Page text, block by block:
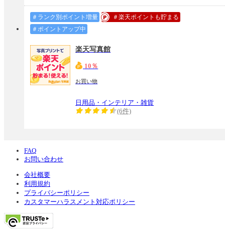
＃ランク別ポイント増量
＃楽天ポイントも貯まる
＃ポイントアップ中
楽天写真館
10％
お買い物
日用品・インテリア・雑貨
(6件)
FAQ
お問い合わせ
会社概要
利用規約
プライバシーポリシー
カスタマーハラスメント対応ポリシー